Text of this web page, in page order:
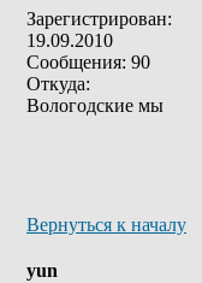
Зарегистрирован:
19.09.2010
Сообщения: 90
Откуда:
Вологодские мы
Вернуться к началу
yun